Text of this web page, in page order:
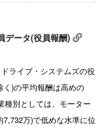
データ(役員報酬)
ライブ・システムズの役
く)の平均報酬は高めの
種別としては、モーター
7,732万)で低めな水準に位